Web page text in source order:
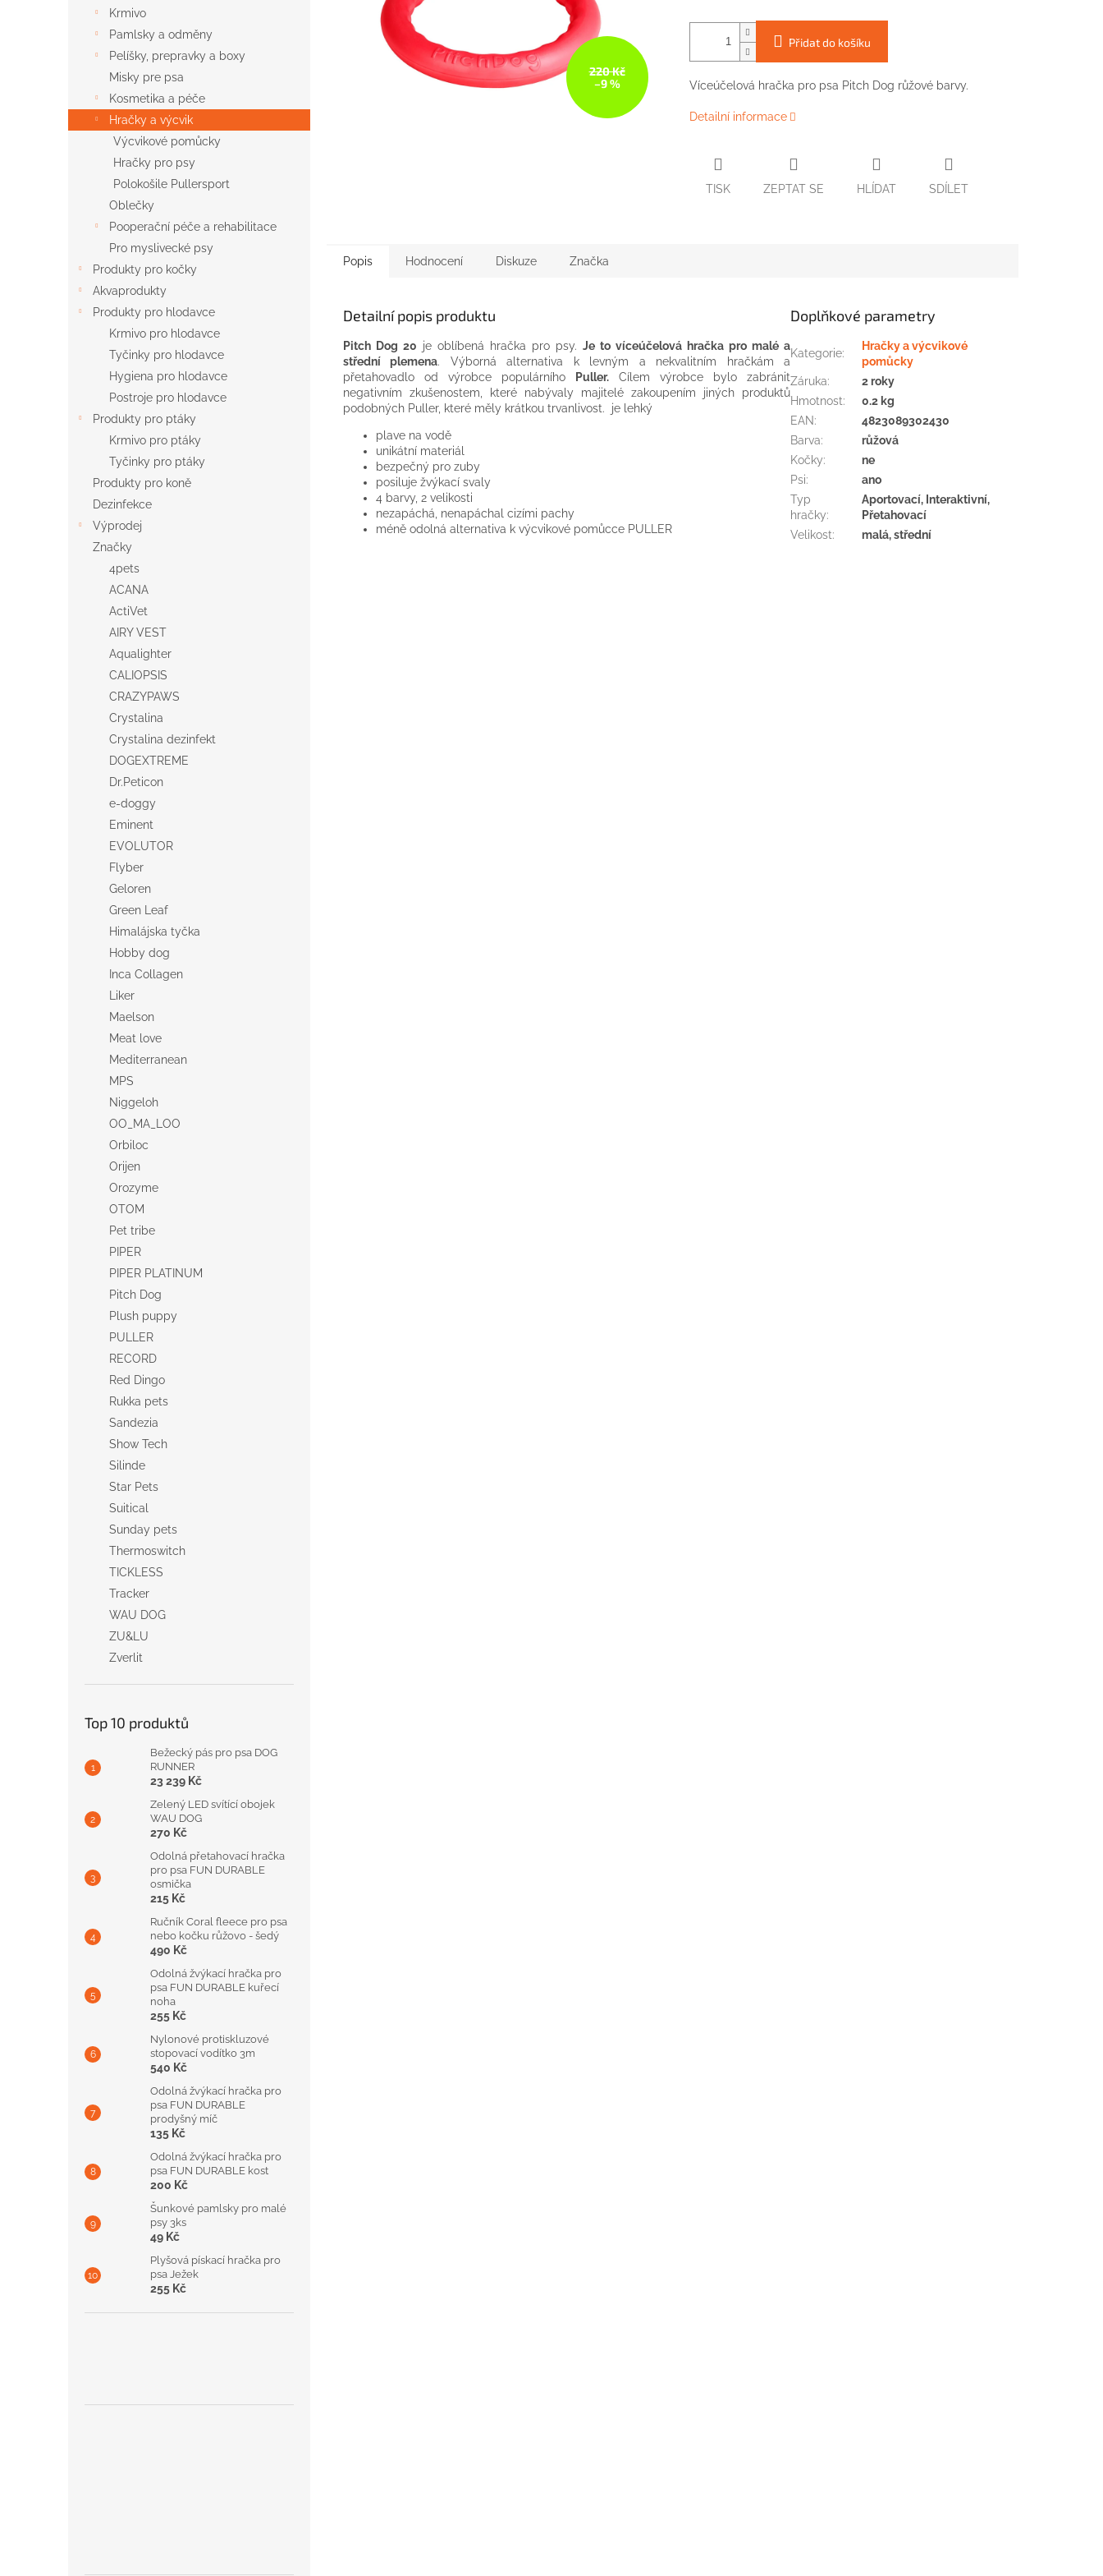
Krmivo
Pamlsky a odměny
Pelíšky, prepravky a boxy
Misky pre psa
Kosmetika a péče
Hračky a výcvik
Výcvikové pomůcky
Hračky pro psy
Polokošile Pullersport
Oblečky
Pooperační péče a rehabilitace
Pro myslivecké psy
Produkty pro kočky
Akvaprodukty
Produkty pro hlodavce
Krmivo pro hlodavce
Tyčinky pro hlodavce
Hygiena pro hlodavce
Postroje pro hlodavce
Produkty pro ptáky
Krmivo pro ptáky
Tyčinky pro ptáky
Produkty pro koně
Dezinfekce
Výprodej
Značky
4pets
ACANA
ActiVet
AIRY VEST
Aqualighter
CALIOPSIS
CRAZYPAWS
Crystalina
Crystalina dezinfekt
DOGEXTREME
Dr.Peticon
e-doggy
Eminent
EVOLUTOR
Flyber
Geloren
Green Leaf
Himalájska tyčka
Hobby dog
Inca Collagen
Liker
Maelson
Meat love
Mediterranean
MPS
Niggeloh
OO_MA_LOO
Orbiloc
Orijen
Orozyme
OTOM
Pet tribe
PIPER
PIPER PLATINUM
Pitch Dog
Plush puppy
PULLER
RECORD
Red Dingo
Rukka pets
Sandezia
Show Tech
Silinde
Star Pets
Suitical
Sunday pets
Thermoswitch
TICKLESS
Tracker
WAU DOG
ZU&LU
Zverlit
Top 10 produktů
Bežecký pás pro psa DOG
RUNNER
23 239 Kč
Zelený LED svítící obojek
WAU DOG
270 Kč
Odolná přetahovací hračka
pro psa FUN DURABLE
osmička
215 Kč
Ručník Coral fleece pro psa
nebo kočku růžovo - šedý
490 Kč
Odolná žvýkací hračka pro
psa FUN DURABLE kuřecí
noha
255 Kč
Nylonové protiskluzové
stopovací vodítko 3m
540 Kč
Odolná žvýkací hračka pro
psa FUN DURABLE
prodyšný míč
135 Kč
Odolná žvýkací hračka pro
psa FUN DURABLE kost
200 Kč
Šunkové pamlsky pro malé
psy 3ks
49 Kč
Plyšová pískací hračka pro
psa Ježek
255 Kč
220 Kč
–9 %
Přidat do košíku
Víceúčelová hračka pro psa Pitch Dog růžové barvy.
Detailní informace
TISK ZEPTAT SE HLÍDAT SDÍLET
Popis Hodnocení Diskuze Značka
Detailní popis produktu
Pitch Dog 20 je oblíbená hračka pro psy. Je to víceúčelová hračka pro malé a
střední plemena. Výborná alternativa k levným a nekvalitním hračkám
a
přetahovadlo
od výrobce populárního Puller. Cílem výrobce
bylo zabránit
negativním
zkušenostem, které nabývaly majitelé zakoupením jiných
produktů
podobných Puller, které měly krátkou trvanlivost. je lehký
plave na vodě
unikátní materiál
bezpečný pro zuby
posiluje žvýkací svaly
4 barvy, 2 velikosti
nezapáchá, nenapáchal cizími pachy
méně odolná alternativa k výcvikové pomůcce PULLER
Doplňkové parametry
Kategorie:
Hračky a výcvikové
pomůcky
Záruka:
2 roky
Hmotnost:
0.2 kg
EAN:
4823089302430
Barva:
růžová
Kočky:
ne
Psi:
ano
Typ
hračky:
Aportovací, Interaktivní,
Přetahovací
Velikost: malá, střední